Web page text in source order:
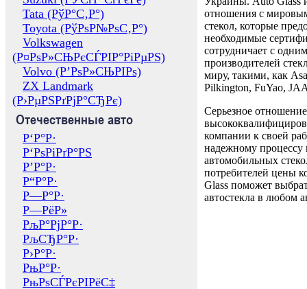
Tata (РўР°С‚Р°)
Toyota (РўРѕР№РѕС‚Р°)
Volkswagen
(Р¤РѕР»СЊРєСЃРІР°РіРµРЅ)
Volvo (Р’РѕР»СЊРІРѕ)
ZX Landmark
(Р›РµРЅРґРјР°СЂРє)
Отечественные авто
Р‘Р°Р·
Р‘РѕРіРґР°РЅ
Р’Р°Р·
Р“Р°Р·
Р—Р°Р·
Р—РёР»
РљР°РјР°Р·
РљСЂР°Р·
Р›Р°Р·
РњР°Р·
РњРѕСЃРєРІРёС‡
отношения с
стекол, которые
необходимые
сотрудничает с
производителей
миру, такими, как
Pilkington, FuYao,
Серьезное отношение
компании к своей
надежному процессу
автомобильных
потребителей цены
Glass поможет
автостекла в любом